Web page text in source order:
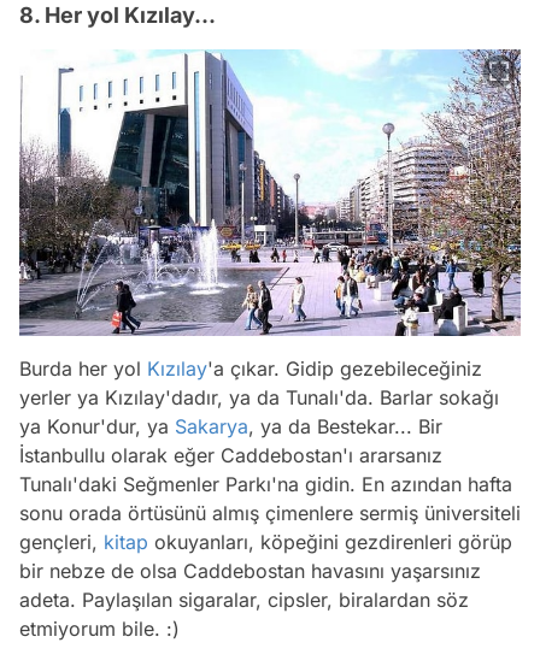
8. Her yol Kızılay...
Burda her yol Kızılay'a çıkar. Gidip gezebileceğiniz
yerler ya Kızılay'dadır, ya da Tunalı'da. Barlar sokağı
ya Konur'dur, ya Sakarya, ya da Bestekar... Bir
İstanbullu olarak eğer Caddebostan'ı ararsanız
Tunalı'daki Seğmenler Parkı'na gidin. En azından hafta
sonu orada örtüsünü almış çimenlere sermiş üniversiteli
gençleri, kitap okuyanları, köpeğini gezdirenleri görüp
bir nebze de olsa Caddebostan havasını yaşarsınız
adeta. Paylaşılan sigaralar, cipsler, biralardan söz
etmiyorum bile. :)